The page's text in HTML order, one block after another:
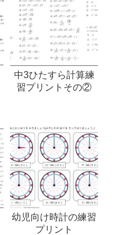
中3ひたすら計算練
習プリントその②
幼児向け時計の練習
プリント